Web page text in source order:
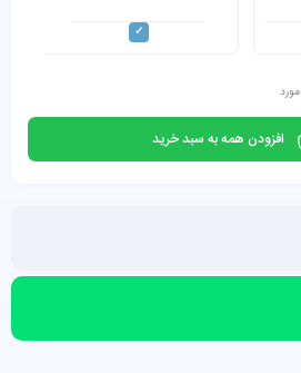
مورد
افزودن همه به سبد خرید